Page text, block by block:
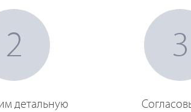
2
детальную
3